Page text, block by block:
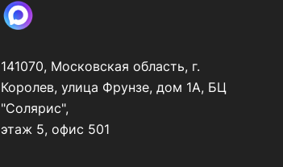
141070, Московская область, г.
Королев, улица Фрунзе, дом 1А, БЦ
"Солярис",
этаж 5, офис 501